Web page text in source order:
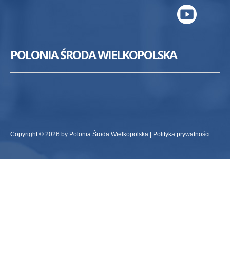
POLONIA ŚRODA WIELKOPOLSKA
Copyright © 2026 by Polonia Środa Wielkopolska | Polityka prywatności